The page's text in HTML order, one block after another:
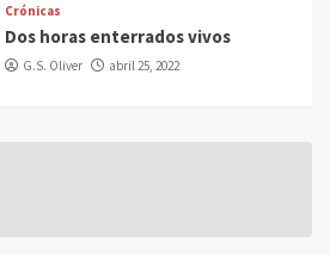
Crónicas
Dos horas enterrados vivos
G.S. Oliver abril 25, 2022